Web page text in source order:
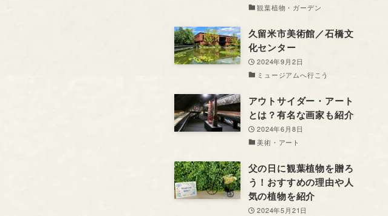
観葉植物・ガーデン
久留米市美術館／石橋文
化センター
2024年9月2日
ミュージアムへ行こう
アウトサイダー・アート
とは？有名な画家も紹介
2024年6月8日
美術・アート
父の日に観葉植物を贈ろ
う！おすすめの理由や人
気の植物を紹介
2024年5月21日